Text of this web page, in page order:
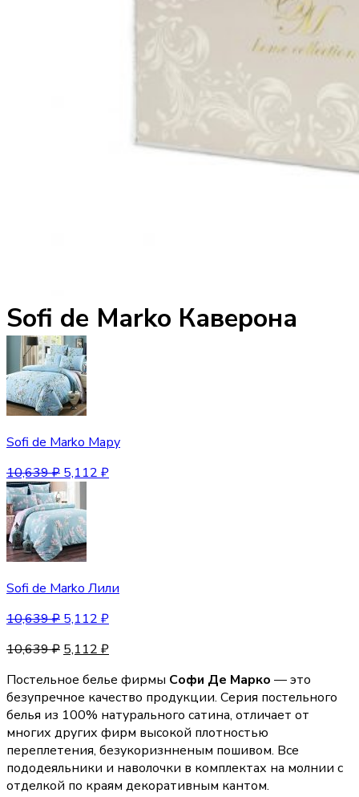
Sofi de Marko Каверона
Sofi de Marko Мару
10,639₽ 5,112 ₽
Sofi de Marko Лили
10,639₽ 5,112 ₽
10,639₽ 5,112 ₽
Постельное белье фирмы Софи Де Марко — это
безупречное качество продукции. Серия постельного
белья из 100% натурального сатина, отличает от
многих других фирм высокой плотностью
переплетения, безукоризнненым пошивом. Все
пододеяльники и наволочки в комплектах на молнии с
отделкой по краям декоративным кантом.